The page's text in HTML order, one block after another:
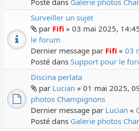
Posté dans Galerie photos
Surveiller un sujet
par Fifi » 03 mai 2025,
le forum
Dernier message par Fifi « 03
Posté dans Support pour le
Discina perlata
par Lucian » 01 mai 2025,
photos Champignons
Dernier message par Lucian «
Posté dans Galerie photos